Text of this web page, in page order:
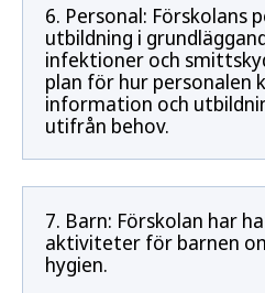
6. Personal: Förskolans
utbildning i
infektioner och
plan för hur personalen
information och
utifrån behov.
7. Barn: Förskolan har
aktiviteter för barnen
hygien.